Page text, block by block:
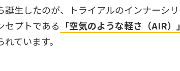
誕生したのが、トライアルのインナーシ
セプトである 「空気のような軽さ（AIR）」
ています。